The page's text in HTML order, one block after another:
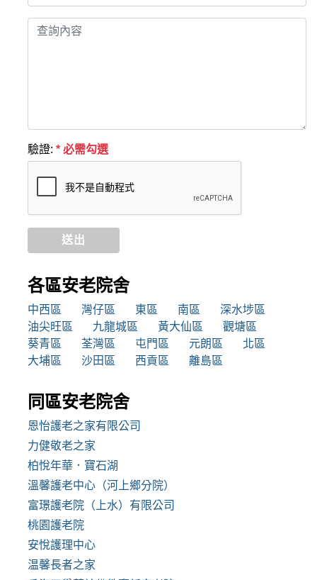
驗證: * 必需勾選
送出
各區安老院舍
中西區 灣仔區 東區 南區
深水埗區
油尖旺區
九龍城區 黃大仙區
觀塘區
葵青區
荃灣區 屯門區 元朗區
北區
大埔區
沙田區 西貢區 離島區
同區安老院舍
恩怡護老之家有限公司
力健敬老之家
柏悅年華．寶石湖
溫馨護老中心（河上鄉分院）
富璟護老院（上水）有限公司
桃園護老院
安悅護理中心
温馨長者之家